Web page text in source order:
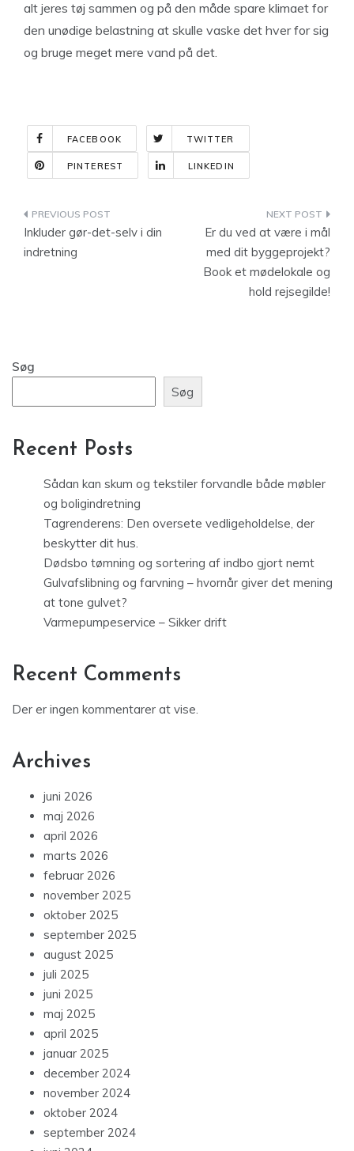
alt jeres tøj sammen og på den måde spare klimaet for
den unødige belastning at skulle vaske det hver for sig
og bruge meget mere vand på det.
FACEBOOK TWITTER
PINTEREST LINKEDIN
Indlægsnavigation
Inkluder gør-det-selv i din
indretning
Er du ved at være i mål
med dit byggeprojekt?
Book et mødelokale og
hold rejsegilde!
Søg
Søg
Recent Posts
Sådan kan skum og tekstiler forvandle både møbler
og boligindretning
Tagrenderens: Den oversete vedligeholdelse, der
beskytter dit hus.
Dødsbo tømning og sortering af indbo gjort nemt
Gulvafslibning og farvning – hvornår giver det mening
at tone gulvet?
Varmepumpeservice – Sikker drift
Recent Comments
Der er ingen kommentarer at vise.
Archives
juni 2026
maj 2026
april 2026
marts 2026
februar 2026
november 2025
oktober 2025
september 2025
august 2025
juli 2025
juni 2025
maj 2025
april 2025
januar 2025
december 2024
november 2024
oktober 2024
september 2024